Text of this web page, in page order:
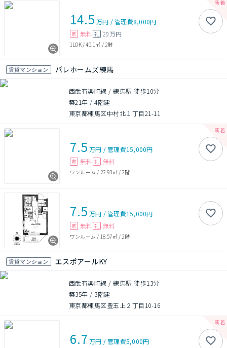
14.5 万円 /管理費8,000円
敷 無料 礼 29万円
1LDK/40.1㎡ / 2階
賃貸マンション パレホームズ練馬
西武有楽町線 / 練馬駅 徒歩10分
築21年 /4階建
東京都練馬区中村北１丁目21-11
7.5 万円 /管理費15,000円
敷 無料 礼 無料
ワンルーム / 22.93㎡/ 2階
7.5 万円 /管理費15,000円
敷 無料 礼 無料
ワンルーム / 18.57㎡/ 2階
賃貸マンション エスポアールKY
西武有楽町線 / 練馬駅 徒歩13分
築35年 / 3階建
東京都練馬区豊玉上２丁目10-16
6.7 万円 /管理費5,000円